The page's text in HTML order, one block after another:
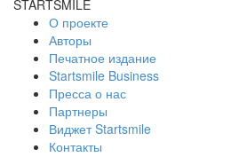
STARTSMILE
О проекте
Авторы
Печатное издание
Startsmile Business
Пресса о нас
Партнеры
Виджет Startsmile
Контакты